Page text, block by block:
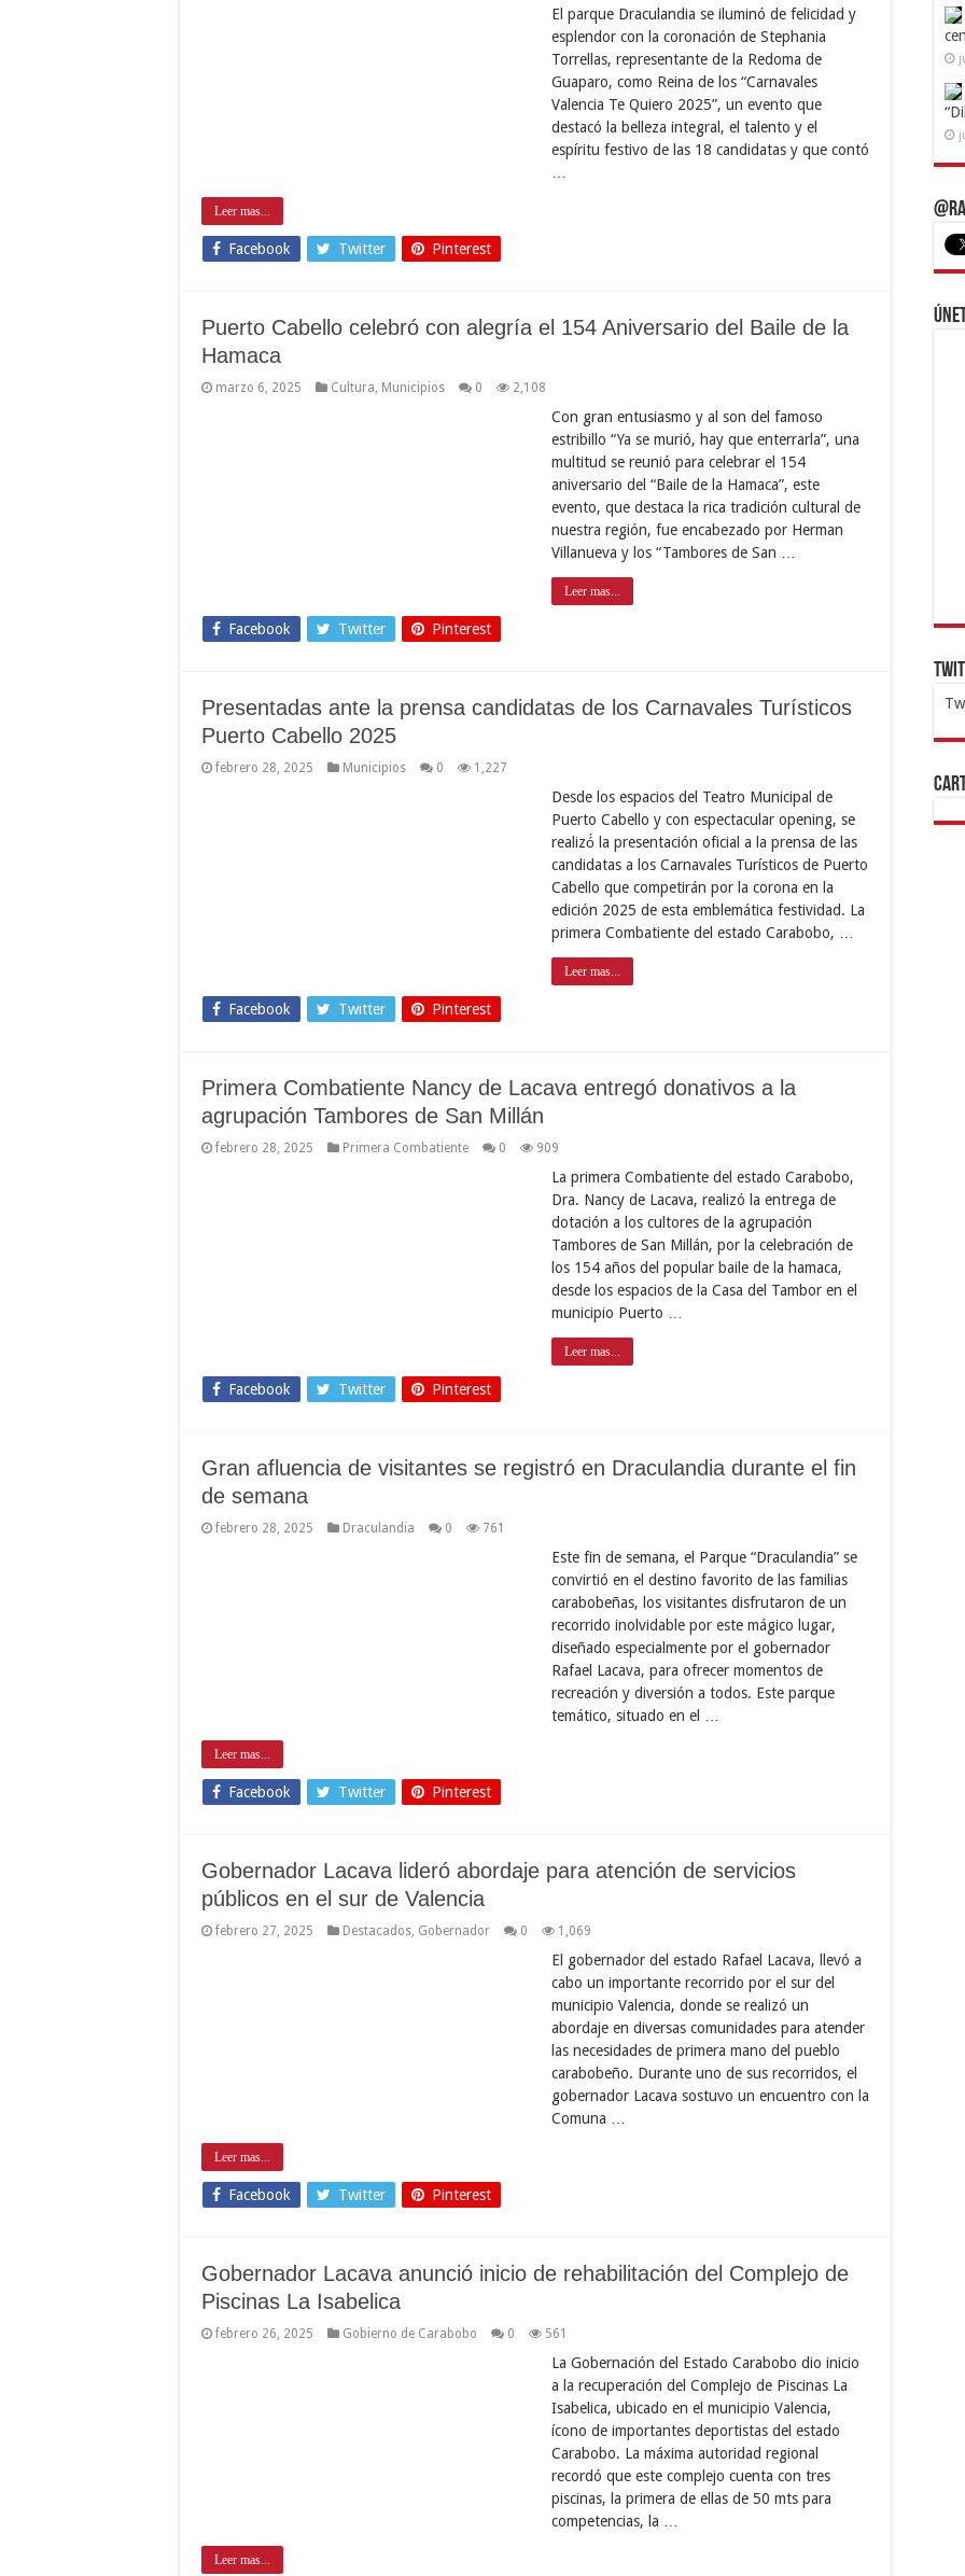
El parque Draculandia se iluminó de felicidad y
esplendor con la coronación de Stephania
Torrellas, representante de la Redoma de
Guaparo, como Reina de los “Carnavales
Valencia Te Quiero 2025”, un evento que
destacó la belleza integral, el talento y el
espíritu festivo de las 18 candidatas y que contó
Leer mas...
Facebook Twitter Pinterest
Puerto Cabello celebró con alegría el 154 Aniversario del Baile de la
Hamaca
marzo 6, 2025 Cultura Municipios 0 2,108
Con gran entusiasmo y al son del famoso
estribillo “Ya se murió, hay que enterrarla”, una
multitud se reunió para celebrar el 154
aniversario del “Baile de la Hamaca”, este
evento, que destaca la rica tradición cultural de
nuestra región, fue encabezado por Herman
Villanueva y los “Tambores de San …
Leer mas...
Facebook Twitter Pinterest
Presentadas ante la prensa candidatas de los Carnavales Turísticos
Puerto Cabello 2025
febrero 28, 2025 Municipios 0 1,227
Desde los espacios del Teatro Municipal de
Puerto Cabello y con espectacular opening, se
realizó́ la presentación oficial a la prensa de las
candidatas a los Carnavales Turísticos de Puerto
Cabello que competirán por la corona en la
edición 2025 de esta emblemática festividad. La
primera Combatiente del estado Carabobo, …
Leer mas...
Facebook Twitter Pinterest
Primera Combatiente Nancy de Lacava entregó donativos a la
agrupación Tambores de San Millán
febrero 28, 2025 Primera Combatiente 0 909
La primera Combatiente del estado Carabobo,
Dra. Nancy de Lacava, realizó la entrega de
dotación a los cultores de la agrupación
Tambores de San Millán, por la celebración de
los 154 años del popular baile de la hamaca,
desde los espacios de la Casa del Tambor en el
municipio Puerto …
Leer mas...
Facebook Twitter Pinterest
Gran afluencia de visitantes se registró en Draculandia durante el fin
de semana
febrero 28, 2025 Draculandia 0 761
Este fin de semana, el Parque “Draculandia” se
convirtió en el destino favorito de las familias
carabobeñas, los visitantes disfrutaron de un
recorrido inolvidable por este mágico lugar,
diseñado especialmente por el gobernador
Rafael Lacava, para ofrecer momentos de
recreación y diversión a todos. Este parque
temático, situado en el …
Leer mas...
Facebook Twitter Pinterest
Gobernador Lacava lideró abordaje para atención de servicios
públicos en el sur de Valencia
febrero 27, 2025 Destacados Gobernador 0 1,069
El gobernador del estado Rafael Lacava, llevó a
cabo un importante recorrido por el sur del
municipio Valencia, donde se realizó un
abordaje en diversas comunidades para atender
las necesidades de primera mano del pueblo
carabobeño. Durante uno de sus recorridos, el
gobernador Lacava sostuvo un encuentro con la
Comuna …
Leer mas...
Facebook Twitter Pinterest
Gobernador Lacava anunció inicio de rehabilitación del Complejo de
Piscinas La Isabelica
febrero 26, 2025 Gobierno de Carabobo 0 561
La Gobernación del Estado Carabobo dio inicio
a la recuperación del Complejo de Piscinas La
Isabelica, ubicado en el municipio Valencia,
ícono de importantes deportistas del estado
Carabobo. La máxima autoridad regional
recordó que este complejo cuenta con tres
piscinas, la primera de ellas de 50 mts para
competencias, la …
Leer mas...